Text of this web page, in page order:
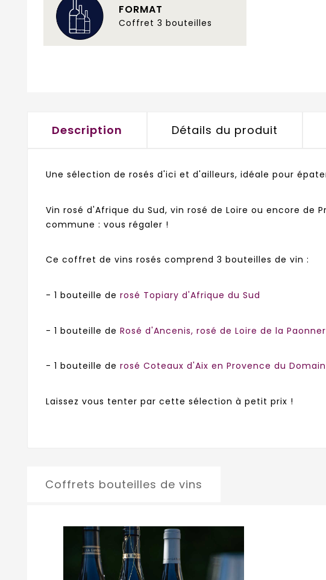
FORMAT
Coffret 3 bouteilles
Description Détails du produit
Une sélection de rosés d'ici et d'ailleurs, idéale pour
Vin rosé d'Afrique du Sud, vin rosé de Loire ou encore
commune : vous régaler !
Ce coffret de vins rosés comprend 3 bouteilles de vin :
- 1 bouteille de rosé Topiary d'Afrique du Sud
- 1 bouteille de Rosé d'Ancenis, rosé de Loire de la
- 1 bouteille de rosé Coteaux d'Aix en Provence du
Laissez vous tenter par cette sélection à petit prix !
Coffrets bouteilles de vins